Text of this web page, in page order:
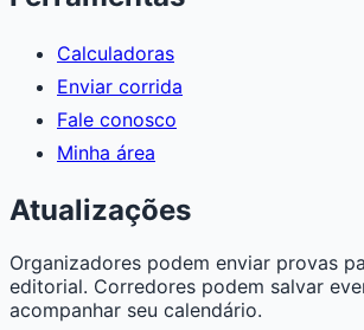
Calculadoras
Enviar corrida
Fale conosco
Minha área
Atualizações
Organizadores podem enviar provas
editorial. Corredores podem salvar
acompanhar seu calendário.